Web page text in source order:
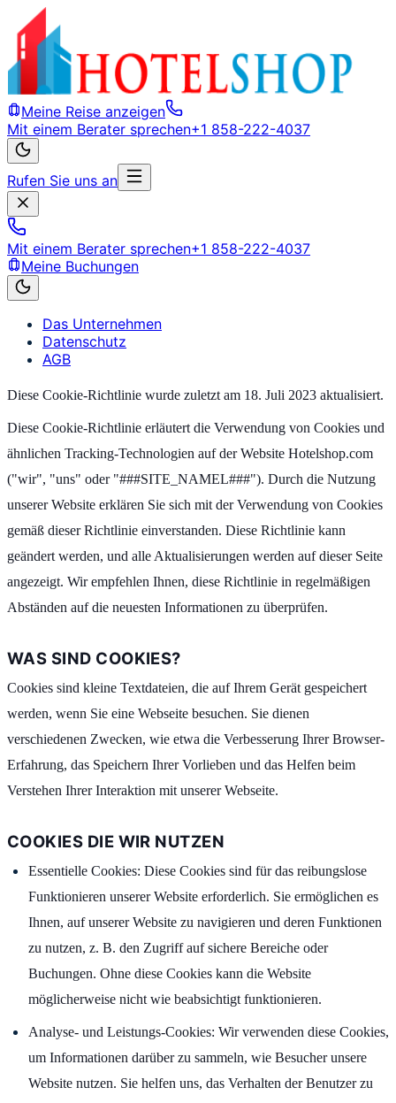
Meine Reise anzeigen
Mit einem Berater sprechen+1 858-222-4037
Rufen Sie uns an
Mit einem Berater sprechen+1 858-222-4037
Meine Buchungen
Das Unternehmen
Datenschutz
AGB
Diese Cookie-Richtlinie wurde zuletzt am 18. Juli 2023 aktualisiert.
Diese Cookie-Richtlinie erläutert die Verwendung von Cookies und
ähnlichen Tracking-Technologien auf der Website Hotelshop.com
("wir", "uns" oder "###SITE_NAMEL###"). Durch die Nutzung
unserer Website erklären Sie sich mit der Verwendung von Cookies
gemäß dieser Richtlinie einverstanden. Diese Richtlinie kann
geändert werden, und alle Aktualisierungen werden auf dieser Seite
angezeigt. Wir empfehlen Ihnen, diese Richtlinie in regelmäßigen
Abständen auf die neuesten Informationen zu überprüfen.
WAS SIND COOKIES?
Cookies sind kleine Textdateien, die auf Ihrem Gerät gespeichert
werden, wenn Sie eine Webseite besuchen. Sie dienen
verschiedenen Zwecken, wie etwa die Verbesserung Ihrer Browser-
Erfahrung, das Speichern Ihrer Vorlieben und das Helfen beim
Verstehen Ihrer Interaktion mit unserer Webseite.
COOKIES DIE WIR NUTZEN
Essentielle Cookies: Diese Cookies sind für das reibungslose
Funktionieren unserer Website erforderlich. Sie ermöglichen es
Ihnen, auf unserer Website zu navigieren und deren Funktionen
zu nutzen, z. B. den Zugriff auf sichere Bereiche oder
Buchungen. Ohne diese Cookies kann die Website
möglicherweise nicht wie beabsichtigt funktionieren.
Analyse- und Leistungs-Cookies: Wir verwenden diese Cookies,
um Informationen darüber zu sammeln, wie Besucher unsere
Website nutzen. Sie helfen uns, das Verhalten der Benutzer zu